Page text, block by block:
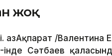
жоқ
ҚазАқпарат /
Сәтбаев